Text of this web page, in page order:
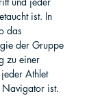
ist. In
das
der Gruppe
zu einer
Athlet
Navigator ist.